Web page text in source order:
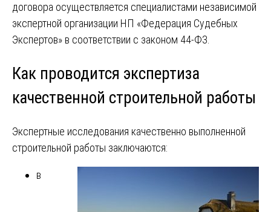
договора осуществляется специалистами независимой
экспертной организации НП «Федерация Судебных
Экспертов» в соответствии с законом 44-ФЗ.
Как проводится экспертиза
качественной строительной работы
Экспертные исследования качественно выполненной
строительной работы заключаются:
в